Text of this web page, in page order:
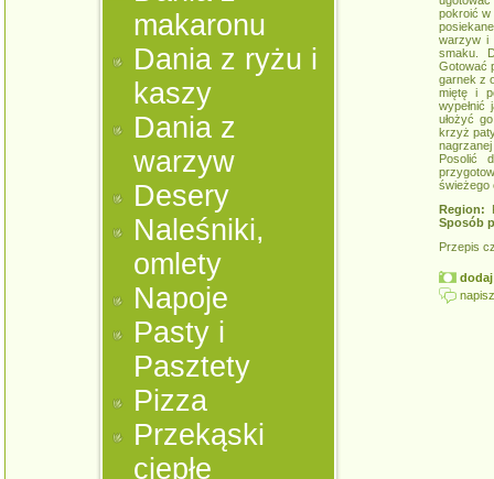
makaronu
Dania z ryżu i
kaszy
Dania z
warzyw
Desery
Naleśniki,
omlety
Napoje
Pasty i
Pasztety
Pizza
Przekąski
ciepłe
pokroić w
warzyw i
smaku.
Gotować
garnek z
miętę i
wypełnić
ułożyć
krzyż
Posolić
świeżego
Region:
Sposób
Przepis